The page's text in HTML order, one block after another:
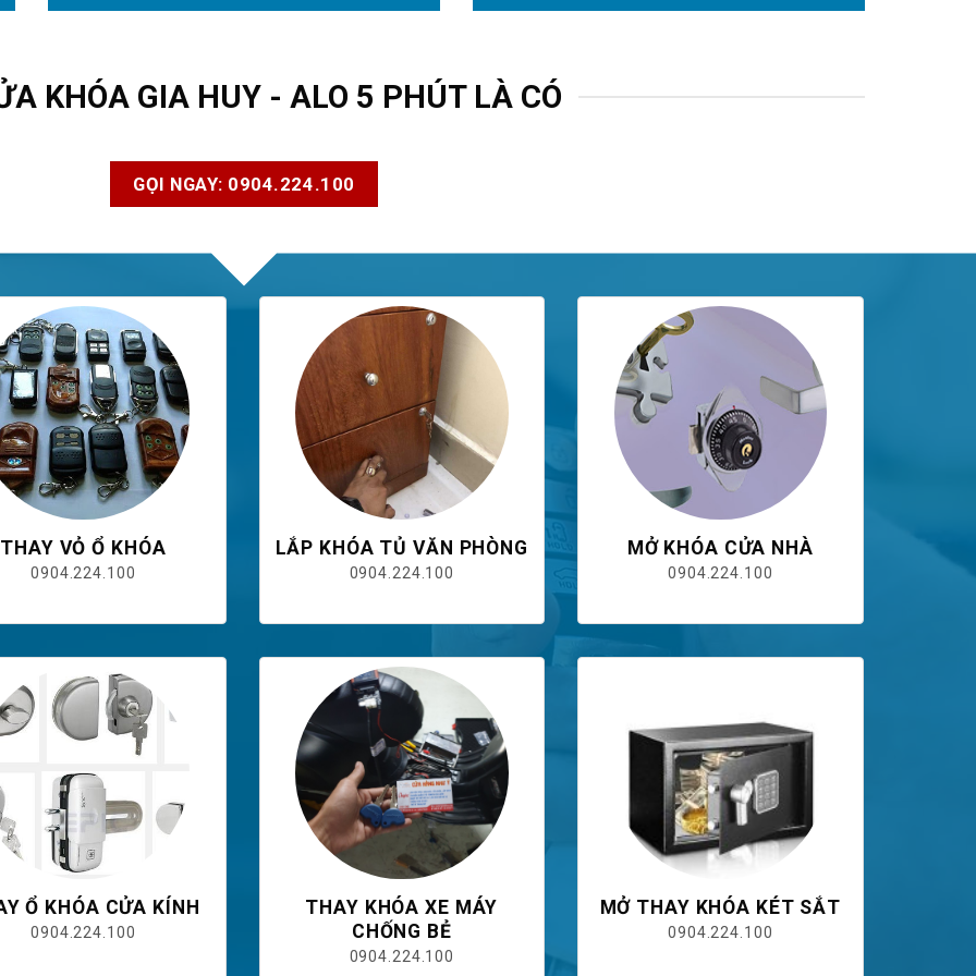
KHÓA GIA HUY - ALO 5 PHÚT LÀ CÓ
GỌI NGAY: 0904.224.100
THAY VỎ Ổ KHÓA
0904.224.100
LẮP KHÓA TỦ VĂN PHÒNG
0904.224.100
MỞ KHÓA CỬA NHÀ
0904.224.100
Ổ KHÓA CỬA KÍNH
0904.224.100
THAY KHÓA XE MÁY
CHỐNG BẺ
0904.224.100
MỞ THAY KHÓA KÉT SẮT
0904.224.100